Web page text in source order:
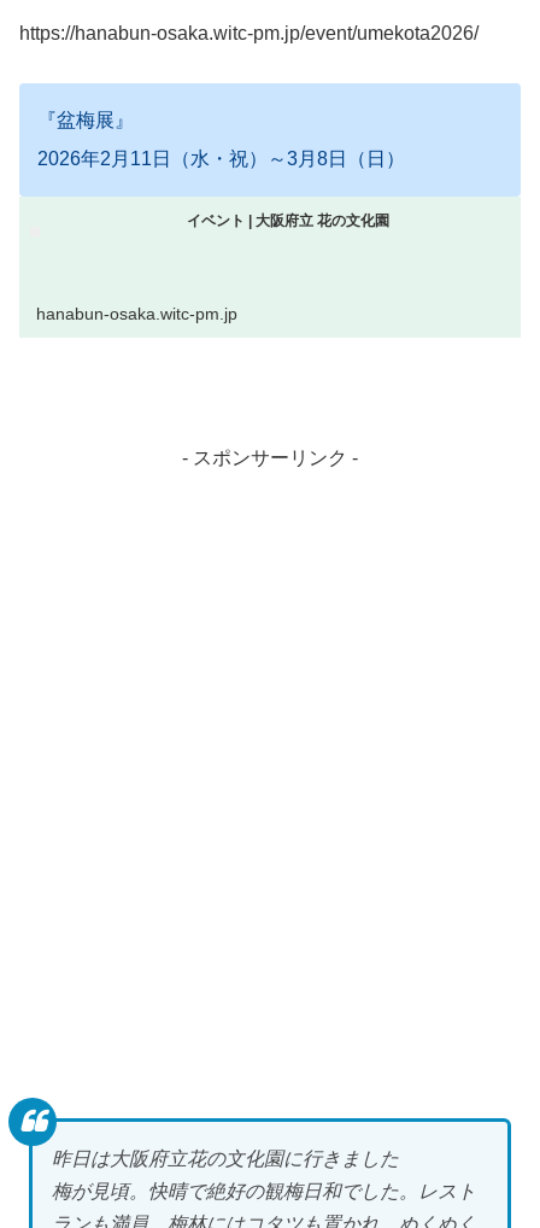
https://hanabun-osaka.witc-pm.jp/event/umekota2026/
『盆梅展』
2026年2月11日（水・祝）～3月8日（日）
イベント | 大阪府立 花の文化園
hanabun-osaka.witc-pm.jp
- スポンサーリンク -
昨日は大阪府立花の文化園に行きました
梅が見頃。快晴で絶好の観梅日和でした。レスト
ランも満員。梅林にはコタツも置かれ、ぬくぬく